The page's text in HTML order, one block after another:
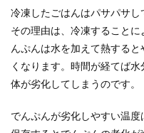
冷凍したごはんはパサパサし
その理由は、冷凍すること
んぷんは水を加えて熱する
くなります。時間が経てば
体が劣化してしまうのです。
でんぷんが劣化しやすい温